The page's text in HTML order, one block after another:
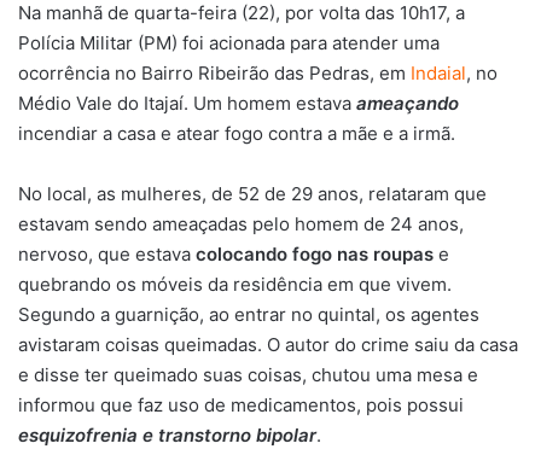
Na manhã de quarta-feira (22), por volta das 10h17, a
Polícia Militar (PM) foi acionada para atender uma
ocorrência no Bairro Ribeirão das Pedras, em Indaial, no
Médio Vale do Itajaí. Um homem estava ameaçando
incendiar a casa e atear fogo contra a mãe e a irmã.
No local, as mulheres, de 52 de 29 anos, relataram que
estavam sendo ameaçadas pelo homem de 24 anos,
nervoso, que estava colocando fogo nas roupas e
quebrando os móveis da residência em que vivem.
Segundo a guarnição, ao entrar no quintal, os agentes
avistaram coisas queimadas. O autor do crime saiu da casa
e disse ter queimado suas coisas, chutou uma mesa e
informou que faz uso de medicamentos, pois possui
esquizofrenia e transtorno bipolar.